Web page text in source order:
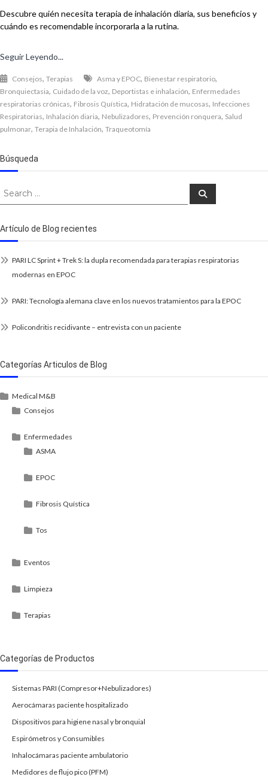
Descubre quién necesita terapia de inhalación diaria, sus beneficios y
cuándo es recomendable incorporarla a la rutina.
Seguir Leyendo...
Consejos, Terapias Asma y EPOC, Bienestar respiratorio,
Bronquiectasia, Cuidado de la voz, Deportistas e inhalación, Enfermedades
respiratorias crónicas, Fibrosis Quística, Hidratación de mucosas, Infecciones
Respiratorias, Inhalación diaria, Nebulizadores, Prevención ronquera, Salud
pulmonar, Terapia de Inhalación, Traqueotomía
Búsqueda
Search
Search
Artículo de Blog recientes
PARI LC Sprint + Trek S: la dupla recomendada para terapias respiratorias
modernas en EPOC
PARI: Tecnología alemana clave en los nuevos tratamientos para la EPOC
Policondritis recidivante – entrevista con un paciente
Categorías Articulos de Blog
Medical M&B
Consejos
Enfermedades
ASMA
EPOC
Fibrosis Quística
Tos
Eventos
Limpieza
Terapias
Categorías de Productos
Sistemas PARI (Compresor+Nebulizadores)
Aerocámaras paciente hospitalizado
Dispositivos para higiene nasal y bronquial
Espirómetros y Consumibles
Inhalocámaras paciente ambulatorio
Medidores de flujo pico (PFM)